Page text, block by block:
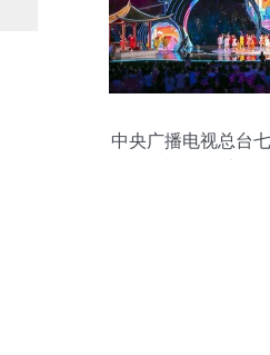
中央广播电视总台